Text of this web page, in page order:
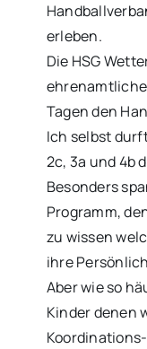
erleben.
Die HSG
ehrenamtliche
Tagen den
Ich selbst
2c, 3a und 4b
Besonders
Programm,
zu wissen
ihre
Aber wie so
Kinder denen